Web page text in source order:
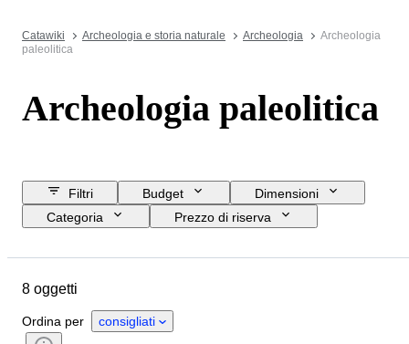
Catawiki Archeologia e storia naturale Archeologia
Archeologia
paleolitica
Archeologia paleolitica
Filtri Budget
Dimensioni
Categoria
Prezzo di riserva
Materiale
Originale / Replica
8 oggetti
Ordina per consigliati